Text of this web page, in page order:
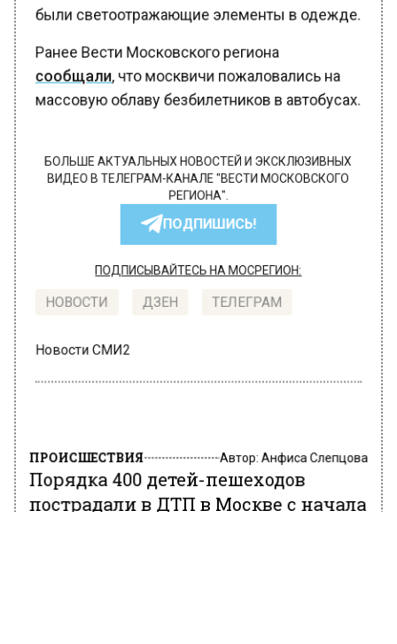
были светоотражающие элементы в одежде.
Ранее Вести Московского региона
сообщали, что москвичи пожаловались на
массовую облаву безбилетников в автобусах.
БОЛЬШЕ АКТУАЛЬНЫХ НОВОСТЕЙ И ЭКСКЛЮЗИВНЫХ
ВИДЕО В ТЕЛЕГРАМ-КАНАЛЕ "ВЕСТИ МОСКОВСКОГО
РЕГИОНА".
ПОДПИШИСЬ!
ПОДПИСЫВАЙТЕСЬ НА МОСРЕГИОН:
НОВОСТИ ДЗЕН ТЕЛЕГРАМ
ПРОИСШЕСТВИЯ Автор: Анфиса Слепцова
Порядка 400 детей-пешеходов
пострадали в ДТП в Москве с начала